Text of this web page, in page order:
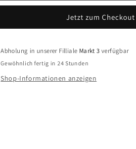
Titan
BOST001486
Titan
Jetzt zum Checkout
Abholung in unserer Filliale Markt 3 verfügbar
Gewöhnlich fertig in 24 Stunden
Shop-Informationen anzeigen